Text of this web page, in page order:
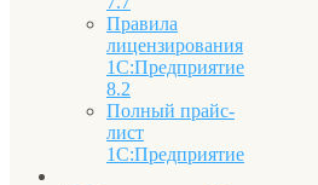
Правила
лицензирования
1С:Предприятие
8.2
Полный прайс-
лист
1С:Предприятие